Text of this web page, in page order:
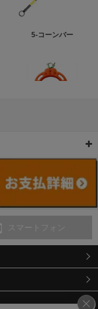
5-コーンバー
ンス
スマートフォン